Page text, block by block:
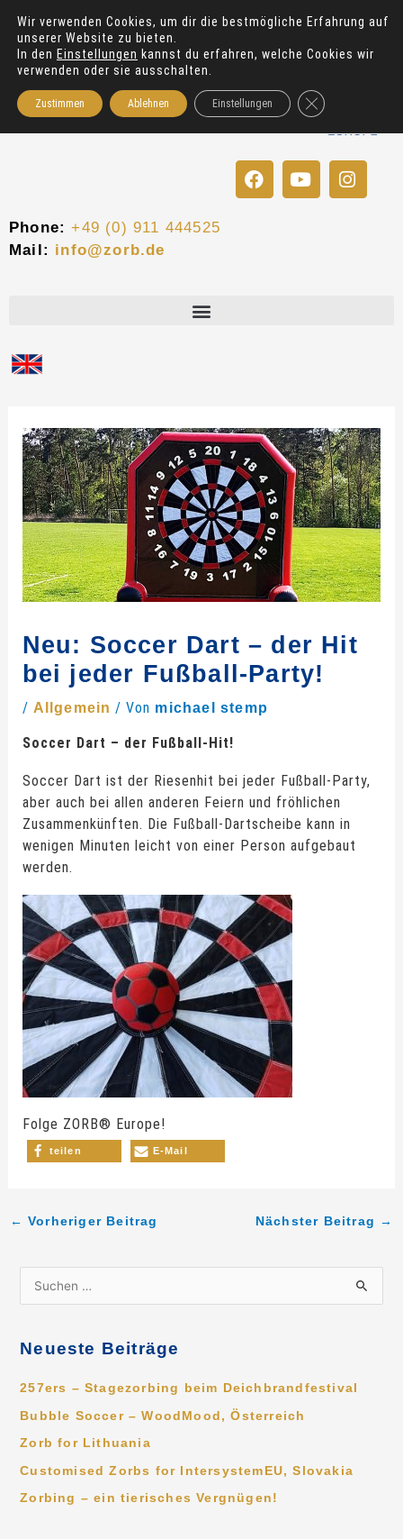
Inhalt
springen
F
a
Y
o
I
n
Phone: +49 (0) 911 444525
Mail: info@zorb.de
Neu: Soccer Dart – der Hit
bei jeder Fußball-Party!
/ Allgemein / Von michael stemp
Soccer Dart – der Fußball-Hit!
Soccer Dart ist der Riesenhit bei jeder Fußball-Party,
aber auch bei allen anderen Feiern und fröhlichen
Zusammenkünften. Die Fußball-Dartscheibe kann in
wenigen Minuten leicht von einer Person aufgebaut
werden.
Folge ZORB® Europe!
teilen E-Mail
← Vorheriger Beitrag Nächster Beitrag →
e
n
n
Neueste Beiträge
257ers – Stagezorbing beim Deichbrandfestival
Bubble Soccer – WoodMood, Österreich
Zorb for Lithuania
Customised Zorbs for IntersystemEU, Slovakia
Zorbing – ein tierisches Vergnügen!
Wir verwenden Cookies, um dir die bestmögliche Erfahrung auf
unserer Website zu bieten.
In den Einstellungen kannst du erfahren, welche Cookies wir
verwenden oder sie ausschalten.
Zustimmen Ablehnen Einstellungen GDPR Cookie-